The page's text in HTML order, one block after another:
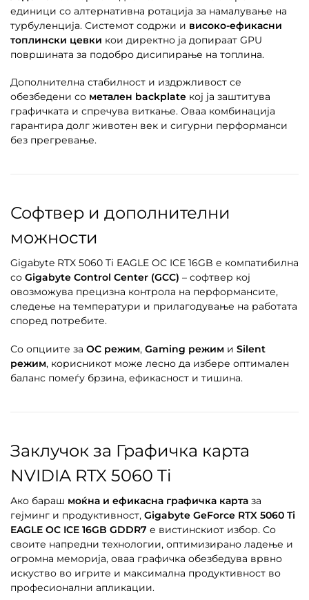
единици со алтернативна ротација за намалување на
турбуленција. Системот содржи и високо-ефикасни
топлински цевки кои директно ја допираат GPU
површината за подобро дисипирање на топлина.
Дополнителна стабилност и издржливост се
обезбедени со метален backplate кој ја заштитува
графичката и спречува виткање. Оваа комбинација
гарантира долг животен век и сигурни перформанси
без прегревање.
Софтвер и дополнителни
можности
Gigabyte RTX 5060 Ti EAGLE OC ICE 16GB е компатибилна
со Gigabyte Control Center (GCC) – софтвер кој
овозможува прецизна контрола на перформансите,
следење на температури и прилагодување на работата
според потребите.
Со опциите за OC режим, Gaming режим и Silent
режим, корисникот може лесно да избере оптимален
баланс помеѓу брзина, ефикасност и тишина.
Заклучок за Графичка карта
NVIDIA RTX 5060 Ti
Ако бараш моќна и ефикасна графичка карта за
гејминг и продуктивност, Gigabyte GeForce RTX 5060 Ti
EAGLE OC ICE 16GB GDDR7 е вистинскиот избор. Со
своите напредни технологии, оптимизирано ладење и
огромна меморија, оваа графичка обезбедува врвно
искуство во игрите и максимална продуктивност во
професионални апликации.